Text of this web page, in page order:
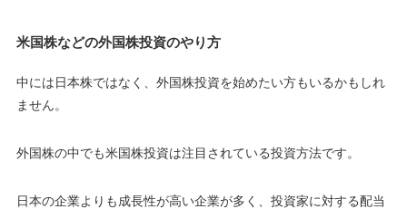
米国株などの外国株投資のやり方
中には日本株ではなく、外国株投資を始めたい方もいるかもしれ
ません。
外国株の中でも米国株投資は注目されている投資方法です。
日本の企業よりも成長性が高い企業が多く、投資家に対する配当